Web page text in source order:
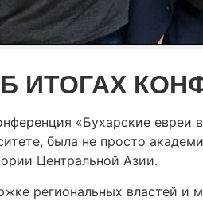
ИТОГАХ
«Бухарские
была не просто
Центральной Азии.
региональных властей и